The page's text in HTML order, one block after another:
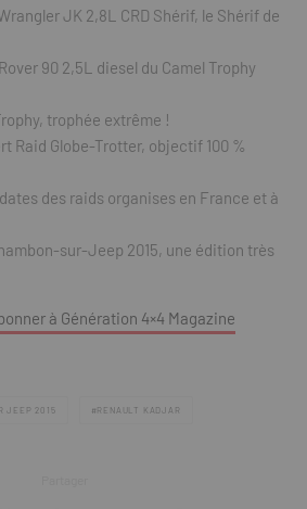
JK 2,8L CRD Shérif, le Shérif de
90 2,5L diesel du Camel Trophy
trophée extrême !
Raid Globe-Trotter, objectif 100 %
des raids organises en France et à
sur-Jeep 2015, une édition très
à Génération 4×4 Magazine
JEEP 2015 RENAULT KADJAR